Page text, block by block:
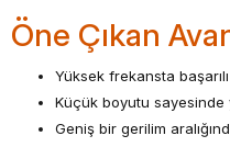
Öne Çıkan
Yüksek frekansta
Küçük boyutu sayesinde
Geniş bir gerilim